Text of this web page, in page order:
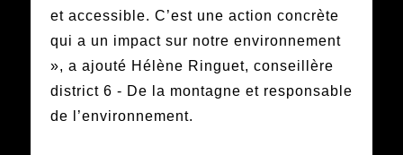
et accessible. C’est une action concrète
qui a un impact sur notre environnement
», a ajouté Hélène Ringuet, conseillère
district 6 - De la montagne et responsable
de l’environnement.